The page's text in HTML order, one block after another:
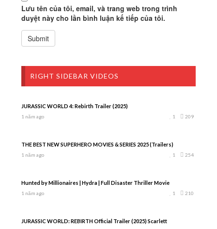
Lưu tên của tôi, email, và trang web trong trình
duyệt này cho lần bình luận kế tiếp của tôi.
RIGHT SIDEBAR VIDEOS
JURASSIC WORLD 4: Rebirth Trailer (2025)
1 năm ago 209
1
THE BEST NEW SUPERHERO MOVIES & SERIES 2025 (Trailers)
1 năm ago 254
1
Hunted by Millionaires | Hydra | Full Disaster Thriller Movie
1 năm ago 210
1
JURASSIC WORLD: REBIRTH Official Trailer (2025) Scarlett